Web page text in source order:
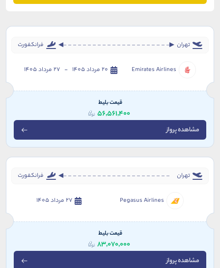
تهران فرانکفورت
Emirates Airlines 20 مرداد 1405 - 27 مرداد 1405
قیمت بلیط
56,561,400
مشاهده پرواز
تهران فرانکفورت
Pegasus Airlines 27 مرداد 1405
قیمت بلیط
83,070,000
مشاهده پرواز